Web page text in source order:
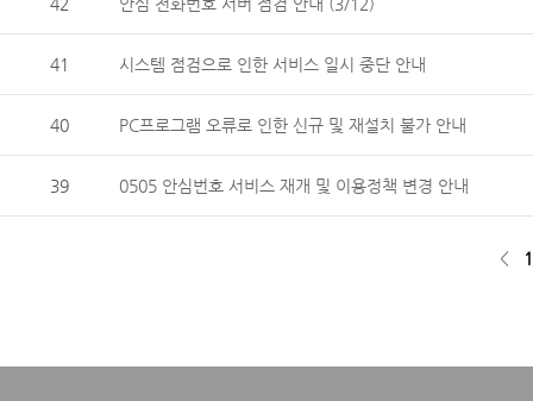
41 시스템 점검으로 인한 서비스 일시 중단 안내
40 PC프로그램 오류로 인한 신규 및 재설치 불가 안내
39 0505 안심번호 서비스 재개 및 이용정책 변경 안내
< 1